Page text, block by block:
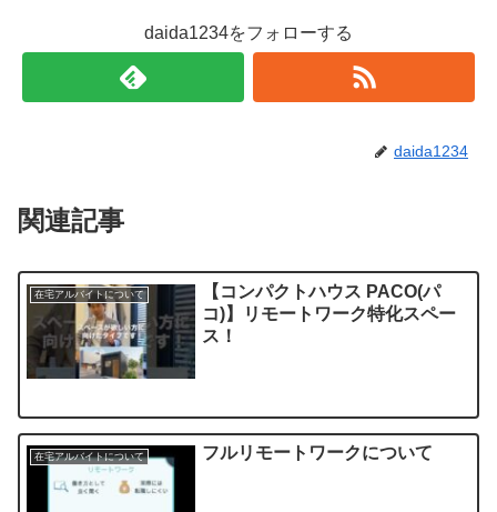
daida1234をフォローする
daida1234
関連記事
在宅アルバイトについて
【コンパクトハウス PACO(パ
コ)】リモートワーク特化スペー
ス！
在宅アルバイトについて フルリモートワークについて